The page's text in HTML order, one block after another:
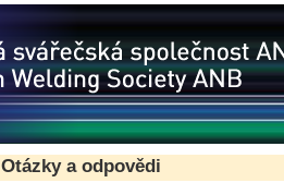
Otázky a odpovědi